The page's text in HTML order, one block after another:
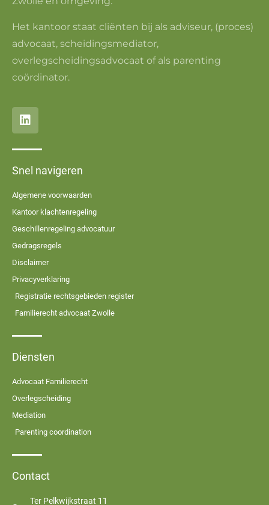
Het kantoor staat cliënten bij als adviseur, (proces)
advocaat, scheidingsmediator,
overlegscheidingsadvocaat of als parenting
coördinator.
Snel navigeren
Algemene voorwaarden
Kantoor klachtenregeling
Geschillenregeling advocatuur
Gedragsregels
Disclaimer
Privacyverklaring
Registratie rechtsgebieden register
Familierecht advocaat Zwolle
Diensten
Advocaat Familierecht
Overlegscheiding
Mediation
Parenting coordination
Contact
Ter Pelkwijkstraat 11